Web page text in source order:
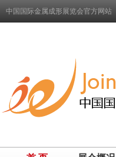
中国国际金属成形展览会官方网站